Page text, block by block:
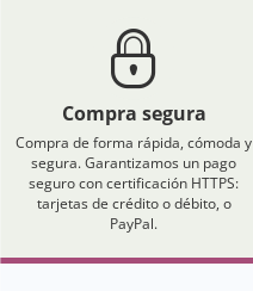
Compra segura
Compra de forma rápida, cómoda y
segura. Garantizamos un pago
seguro con certificación HTTPS:
tarjetas de crédito o débito, o
PayPal.